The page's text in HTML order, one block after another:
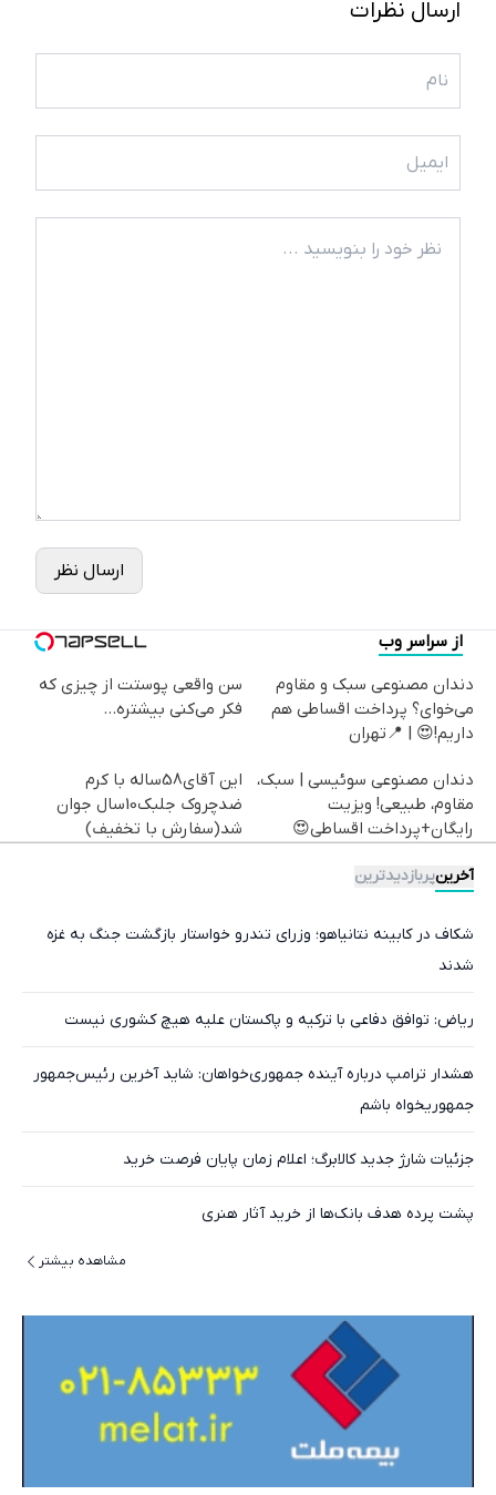
ارسال نظرات
ارسال نظر
از سراسر وب
دندان مصنوعی سبک و مقاوم
می‌خوای؟ پرداخت اقساطی هم
داریم!😍 | 📍تهران
سن واقعی پوستت از چیزی که
فکر می‌کنی بیشتره...
دندان مصنوعی سوئیسی | سبک،
مقاوم، طبیعی! ویزیت
رایگان+پرداخت اقساطی😍
این آقای58ساله با کرم
ضدچروک جلبک10سال جوان
شد(سفارش با تخفیف)
آخرینپربازدیدترین
شکاف در کابینه نتانیاهو؛ وزرای تندرو خواستار بازگشت جنگ به غزه
شدند
ریاض: توافق دفاعی با ترکیه و پاکستان علیه هیچ کشوری نیست
هشدار ترامپ درباره آینده جمهوری‌خواهان: شاید آخرین رئیس‌جمهور
جمهوریخواه باشم
جزئیات شارژ جدید کالابرگ؛ اعلام زمان پایان فرصت خرید
پشت پرده هدف بانک‌ها از خرید آثار هنری
مشاهده بیشتر